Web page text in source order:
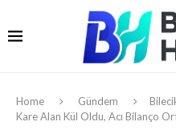
Home Gündem
Kare Alan Kül Oldu, Acı Bilanço